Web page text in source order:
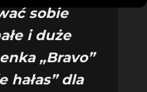
sobie
i duże
„Bravo”
hałas” dla